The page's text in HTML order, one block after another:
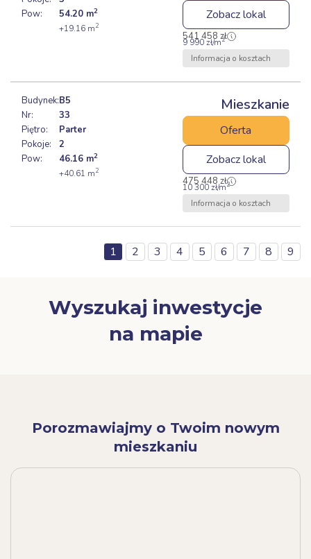
Pow:
54.20 m2
+19.16 m2
Zobacz lokal
541 458 zł
9 990zł/m2
Informacja o kosztach
Budynek:
Nr:
Piętro:
Pokoje:
Pow:
B5
33
Parter
2
46.16 m2
+40.61 m2
Mieszkanie
Oferta
Zobacz lokal
475 448 zł
10 300zł/m2
Informacja o kosztach
1 2 3 4 5 6 7 8 9
Wyszukaj inwestycje
na mapie
Porozmawiajmy o Twoim nowym
mieszkaniu